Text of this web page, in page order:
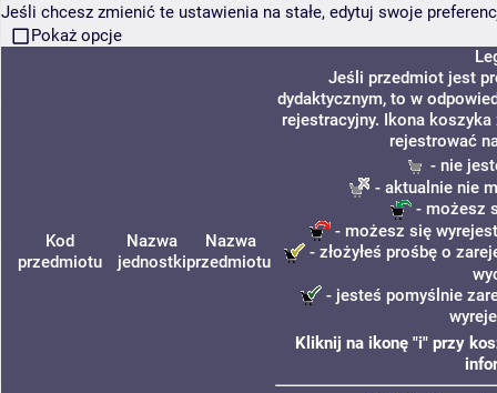
Jeśli chcesz zmienić te ustawienia na stałe, edytuj swoje
Pokaż opcje
Kod
przedmiotu
Nazwa
jednostki
Nazwa
przedmiotu
Jeśli przedmiot jest
dydaktycznym, to w
rejestracyjny. Ikona
rejestrować
- nie
- aktualnie nie
- możesz
- możesz się
- złożyłeś prośbę o
- jesteś pomyślnie
Kliknij na ikonę "i" przy